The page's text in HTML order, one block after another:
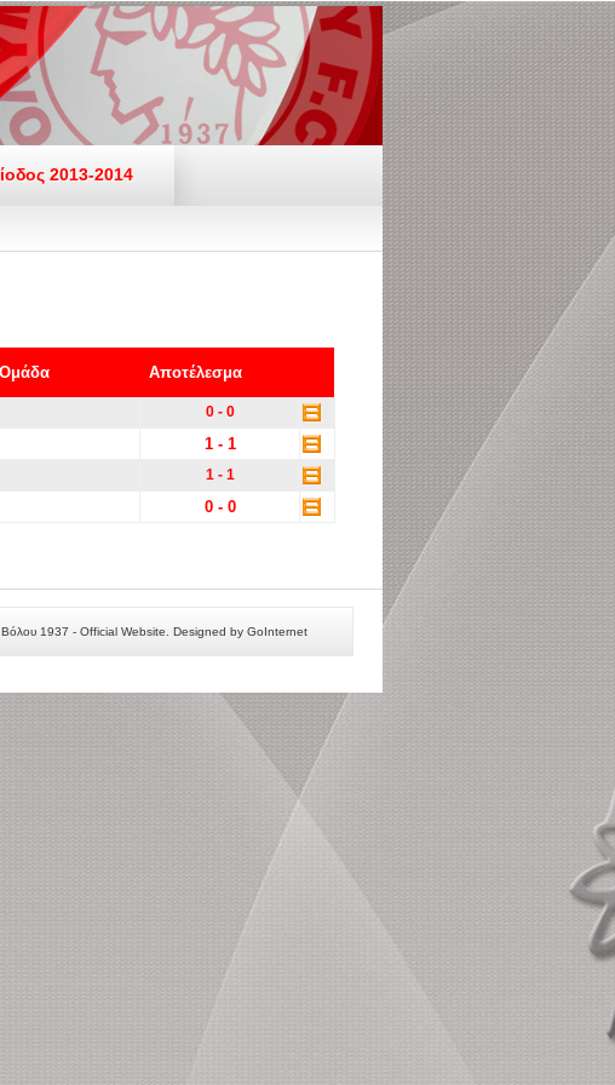
2013-2014
Ομάδα Αποτέλεσμα
0 - 0
1 - 1
1 - 1
0 - 0
1937 - Official Website. Designed by GoInternet